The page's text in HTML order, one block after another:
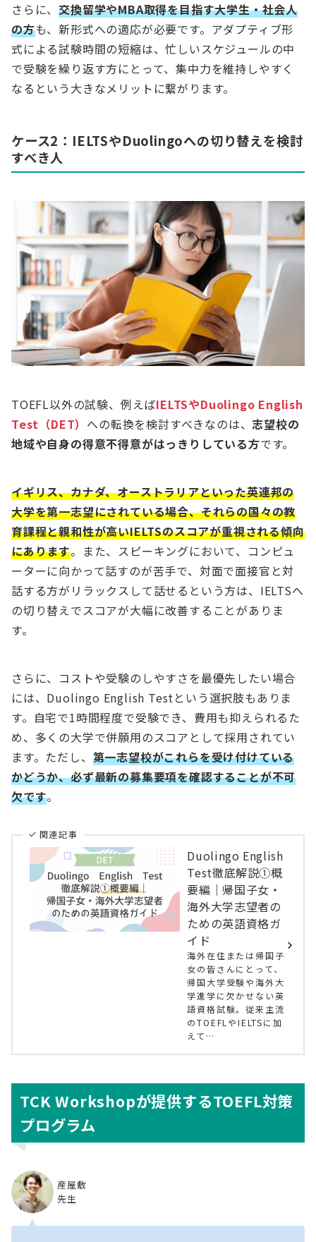
さらに、交換留学やMBA取得を目指す大学生・社会人
の方も、新形式への適応が必要です。アダプティブ形
式による試験時間の短縮は、忙しいスケジュールの中
で受験を繰り返す方にとって、集中力を維持しやすく
なるという大きなメリットに繋がります。
ケース2：IELTSやDuolingoへの切り替えを検討
すべき人
TOEFL以外の試験、例えばIELTSやDuolingo English
Test（DET） への転換を検討すべきなのは、志望校の
地域や自身の得意不得意がはっきりしている方です。
イギリス、カナダ、オーストラリアといった英連邦の
大学を第一志望にされている場合、それらの国々の教
育課程と親和性が高いIELTSのスコアが重視される傾向
にあります。また、スピーキングにおいて、コンピュ
ーターに向かって話すのが苦手で、対面で面接官と対
話する方がリラックスして話せるという方は、IELTSへ
の切り替えでスコアが大幅に改善することがありま
す。
さらに、コストや受験のしやすさを最優先したい場合
には、Duolingo English Testという選択肢もありま
す。自宅で1時間程度で受験でき、費用も抑えられるた
め、多くの大学で併願用のスコアとして採用されてい
ます。ただし、 第一志望校がこれらを受け付けている
かどうか、必ず最新の募集要項を確認することが不可
欠です。
関連記事
Duolingo English
Test徹底解説①概
要編｜帰国子女・
海外大学志望者の
ための英語資格ガ
イド
海外在住または帰国子
女の皆さんにとって、
帰国大学受験や海外大
学進学に欠かせない英
語資格試験。従来主流
のTOEFLやIELTSに加
えて…
TCK Workshopが提供するTOEFL対策
プログラム
産屋敷
先生